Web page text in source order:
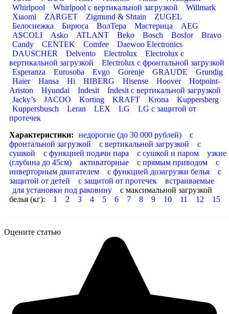
Whirlpool
Whirlpool с вертикальной загрузкой
Willmark
Xiaomi
ZARGET Zigmund & Shtain
ZUGEL
Белоснежка
Бирюса ВолТера Мастерица
AEG
ASCOLI
Asko ATLANT Beko Bosch Bosfor
Bravo
Candy
CENTEK Comfee
Daewoo Electronics
DAUSCHER
Delvento Electrolux
Electrolux с
вертикальной загрузкой
Electrolux с фронтальной загрузкой
Esperanza
Eurosoba Evgo Gorenje GRAUDE
Grundig
Haier
Hansa Hi HIBERG Hisense Hoover
Hotpoint-
Ariston
Hyundai Indesit
Indesit с вертикальной загрузкой
Jacky’s
JACOO Korting KRAFT Krona
Kuppersberg
Kuppersbusch
Leran LEX LG
LG с защитой от
протечек
Характеристики:
недорогие (до 30 000 рублей)
с
фронтальной загрузкой
с вертикальной загрузкой
с
сушкой
с функцией подачи пара с сушкой и паром
узкие
(глубина до 45см)
активаторные с прямым приводом
с
инверторным двигателем
с функцией дозагрузки белья
с
защитой от детей
с защитой от протечек
встраиваемые
для установки под раковину
с максимальной загрузкой
белья (кг):
1 2 3 4 5 6 7 8 9 10 11 12 15
Оцените статью